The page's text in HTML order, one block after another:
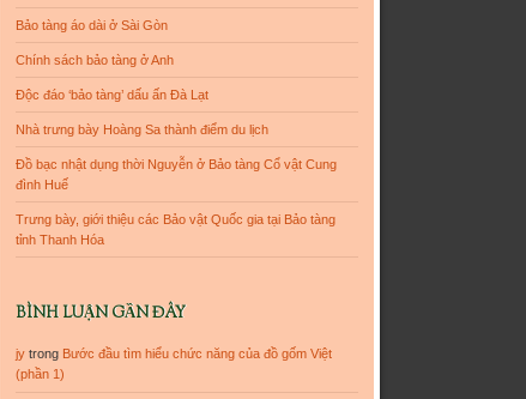
Bảo tàng áo dài ở Sài Gòn
Chính sách bảo tàng ở Anh
Độc đáo ‘bảo tàng’ dấu ấn Đà Lạt
Nhà trưng bày Hoàng Sa thành điểm du lịch
Đồ bạc nhật dụng thời Nguyễn ở Bảo tàng Cổ vật Cung
đình Huế
Trưng bày, giới thiệu các Bảo vật Quốc gia tại Bảo tàng
tỉnh Thanh Hóa
BÌNH LUẬN GẦN ĐÂY
jy trong Bước đầu tìm hiểu chức năng của đồ gốm Việt
(phần 1)